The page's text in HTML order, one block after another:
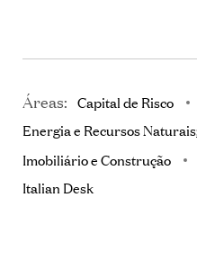
Áreas: Capital de Risco
Energia e Recursos Naturais
Imobiliário e Construção
Italian Desk